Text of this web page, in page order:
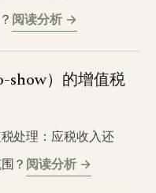
阅读分析 →
show）的增值税
处理：应税收入还
？ 阅读分析 →